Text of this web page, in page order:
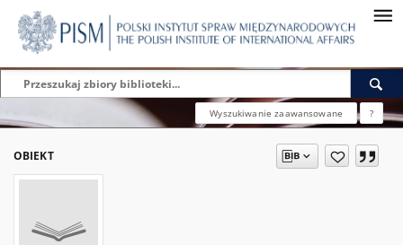
Wyszukiwanie zaawansowane ?
OBIEKT